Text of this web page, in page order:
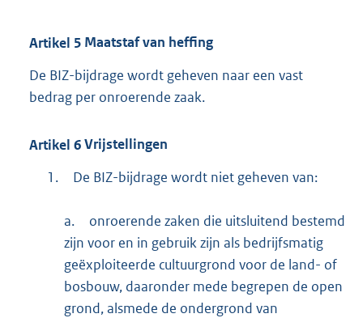
Artikel 5 Maatstaf van heffing
De BIZ-bijdrage wordt geheven naar een vast
bedrag per onroerende zaak.
Artikel 6Vrijstellingen
1.
De BIZ-bijdrage wordt niet geheven van:
a.
onroerende zaken die uitsluitend bestemd
zijn voor en in gebruik zijn als bedrijfsmatig
geëxploiteerde cultuurgrond voor de land- of
bosbouw, daaronder mede begrepen de open
grond, alsmede de ondergrond van